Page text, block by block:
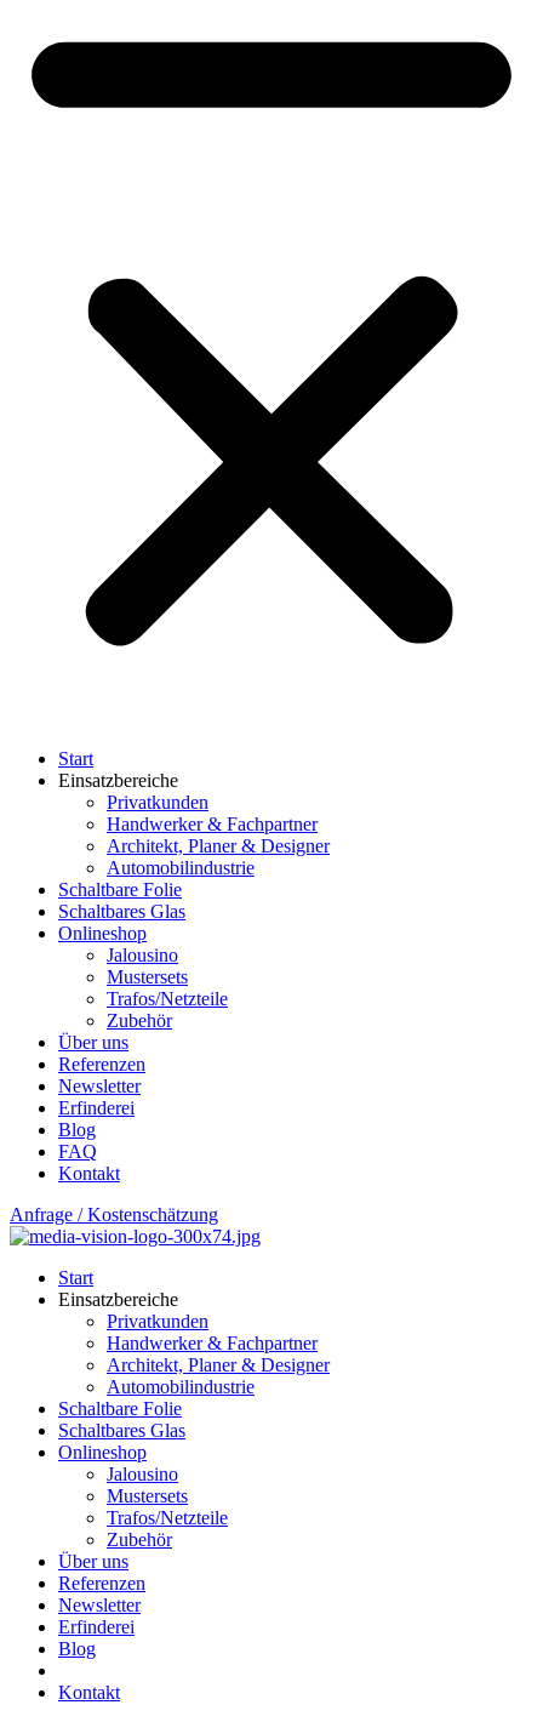
Start
Einsatzbereiche
Privatkunden
Handwerker & Fachpartner
Architekt, Planer & Designer
Automobilindustrie
Schaltbare Folie
Schaltbares Glas
Onlineshop
Jalousino
Mustersets
Trafos/Netzteile
Zubehör
Über uns
Referenzen
Newsletter
Erfinderei
Blog
FAQ
Kontakt
Anfrage / Kostenschätzung
Start
Einsatzbereiche
Privatkunden
Handwerker & Fachpartner
Architekt, Planer & Designer
Automobilindustrie
Schaltbare Folie
Schaltbares Glas
Onlineshop
Jalousino
Mustersets
Trafos/Netzteile
Zubehör
Über uns
Referenzen
Newsletter
Erfinderei
Blog
Kontakt